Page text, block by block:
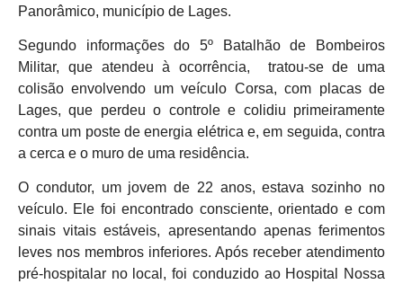
Panorâmico, município de Lages.
Segundo informações do 5º Batalhão de Bombeiros
Militar, que atendeu à ocorrência, tratou-se de uma
colisão envolvendo um veículo Corsa, com placas de
Lages, que perdeu o controle e colidiu primeiramente
contra um poste de energia elétrica e, em seguida, contra
a cerca e o muro de uma residência.
O condutor, um jovem de 22 anos, estava sozinho no
veículo. Ele foi encontrado consciente, orientado e com
sinais vitais estáveis, apresentando apenas ferimentos
leves nos membros inferiores. Após receber atendimento
pré-hospitalar no local, foi conduzido ao Hospital Nossa